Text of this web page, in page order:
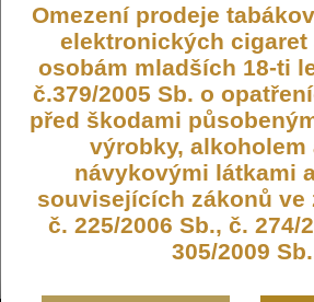
Omezení prodeje
elektronických cigaret
osobám mladších 18-ti
č.379/2005 Sb. o
před škodami
výrobky, alkoholem
návykovými látkami
souvisejících zákonů ve
č. 225/2006 Sb., č. 274/
305/2009